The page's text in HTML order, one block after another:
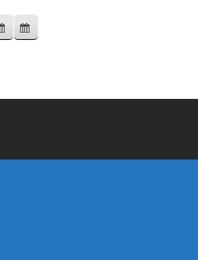
Google-